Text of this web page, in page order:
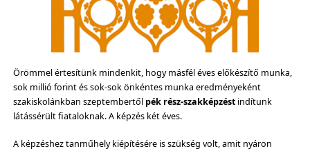
Örömmel értesítünk mindenkit, hogy másfél éves előkészítő munka,
sok millió forint és sok-sok önkéntes munka eredményeként
szakiskolánkban szeptembertől pék rész-szakképzéstindítunk
látássérült fiataloknak. A képzés két éves.
A képzéshez tanműhely kiépítésére is szükség volt, amit nyáron